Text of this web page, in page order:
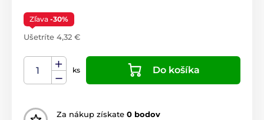
Zľava -30%
Ušetríte 4,32 €
ks Do košíka
Za nákup získate 0 bodov